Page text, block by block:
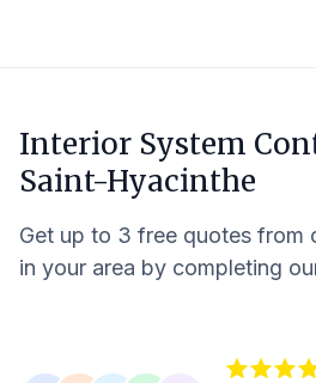
Interior System
Saint-Hyacinthe
Get up to 3 free quotes from
in your area by completing